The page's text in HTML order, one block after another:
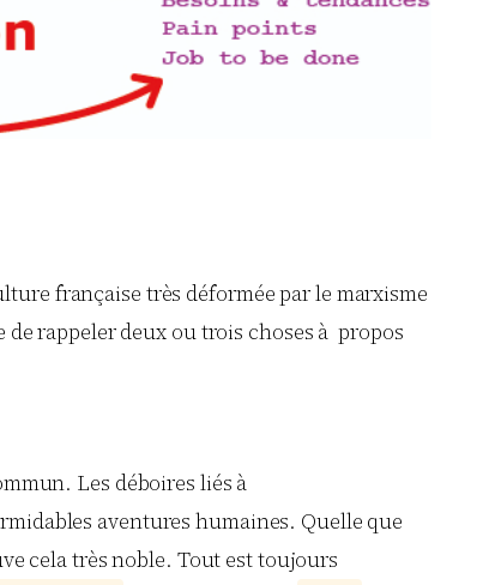
française très déformée par le marxisme
rappeler deux ou trois choses à propos
Les déboires liés à
aventures humaines. Quelle que
cela très noble. Tout est toujours